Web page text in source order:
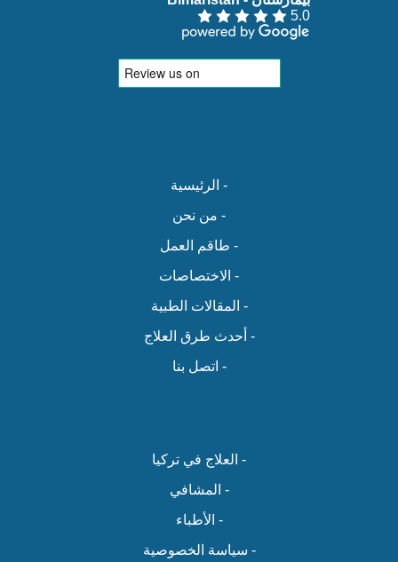
5.0
- الرئيسية
- من نحن
- طاقم العمل
- الاختصاصات
- المقالات الطبية
- أحدث طرق العلاج
- اتصل بنا
- العلاج في تركيا
- المشافي
- الأطباء
- سياسة الخصوصية